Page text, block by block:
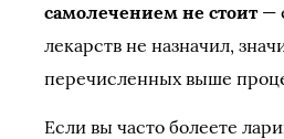
самолечением не стоит—
лекарств не назначил,
перечисленных выше
Если вы часто болеете